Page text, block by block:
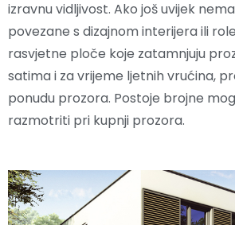
izravnu vidljivost. Ako još uvijek
povezane s dizajnom interijera ili
rasvjetne ploče koje zatamnjuju
satima i za vrijeme ljetnih vrućina,
ponudu prozora. Postoje brojne
razmotriti pri kupnji prozora.